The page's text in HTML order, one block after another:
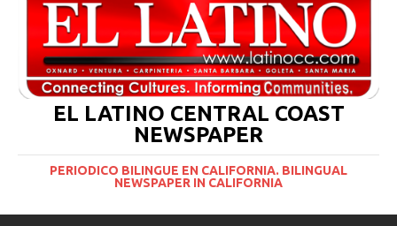
EL LATINO CENTRAL COAST
NEWSPAPER
PERIODICO BILINGUE EN CALIFORNIA. BILINGUAL
NEWSPAPER IN CALIFORNIA